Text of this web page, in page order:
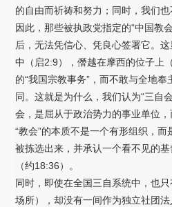
的自由而祈祷和努力；同时，我们也
因此，那些被执政党指定的“中国教
后，无法凭信心、凭良心签署它。
中（启2:9），僭越在摩西的位子上
的“我国宗教事务”，而不敢与全地
同。这就是为什么，我们认为“三自
会，是屈从于政治势力的事业单位
“教会”的本质不是一个有形组织，
被拣选出来，并承认一个看不见的
（约18:36）。
同时，即使在全国三自系统中，也
场所），却没有一间作为独立社团